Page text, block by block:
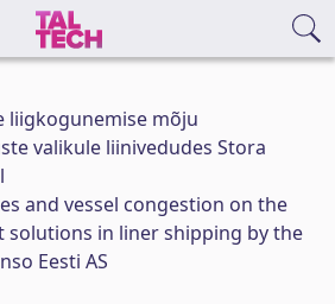
liigkogunemise mõju
valikule liinivedudes Stora
and vessel congestion on the
solutions in liner shipping by the
Eesti AS